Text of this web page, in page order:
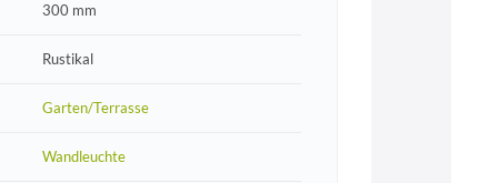
300 mm
Rustikal
Garten/Terrasse
Wandleuchte